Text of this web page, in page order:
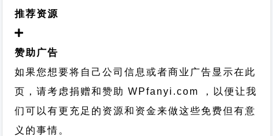
推荐资源
赞助广告
如果您想要将自己公司信息或者商业广告显示在此
页，请考虑捐赠和赞助 WPfanyi.com ，以便让我
们可以有更充足的资源和资金来做这些免费但有意
义的事情。